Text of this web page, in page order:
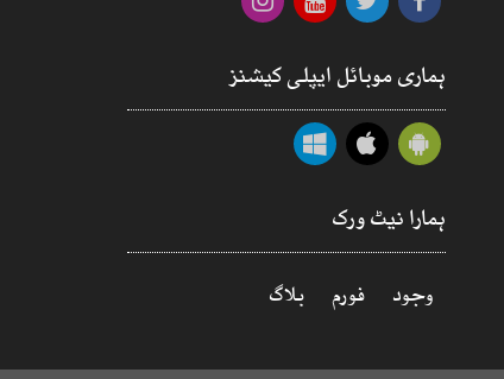
ہماری موبائل ایپلی کیشنز
ہمارا نیٹ ورک
وجود فورم بلاگ